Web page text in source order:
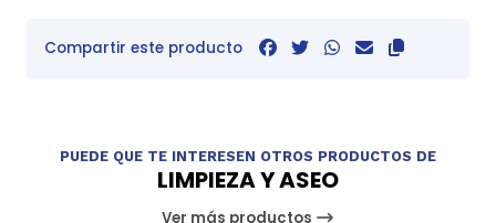
Compartir este producto
PUEDE QUE TE INTERESEN OTROS PRODUCTOS DE
LIMPIEZA Y ASEO
Ver más productos